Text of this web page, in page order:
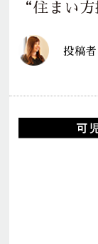
“住まい
投稿